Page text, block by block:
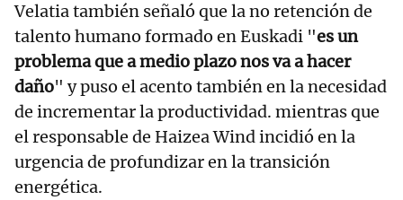
Velatia también señaló que la no retención de
talento humano formado en Euskadi "es un
problema que a medio plazo nos va a hacer
daño" y puso el acento también en la necesidad
de incrementar la productividad. mientras que
el responsable de Haizea Wind incidió en la
urgencia de profundizar en la transición
energética.